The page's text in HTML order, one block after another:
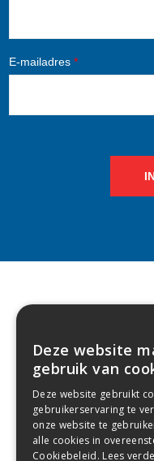
E-mailadres *
Deze website
gebruik van
Deze website gebruikt
gebruikerservaring te
onze website te
alle cookies in
Cookiebeleid. Lees